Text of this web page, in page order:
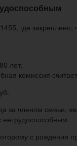
где
лет;
комиссия
за членом семьи,
с рождения